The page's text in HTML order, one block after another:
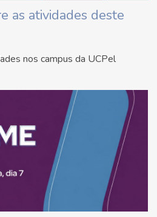
as atividades deste
nos campus da UCPel